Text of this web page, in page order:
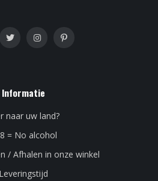
Informatie
naar uw land?
= No alcohol
/ Afhalen in onze winkel
Leveringstijd